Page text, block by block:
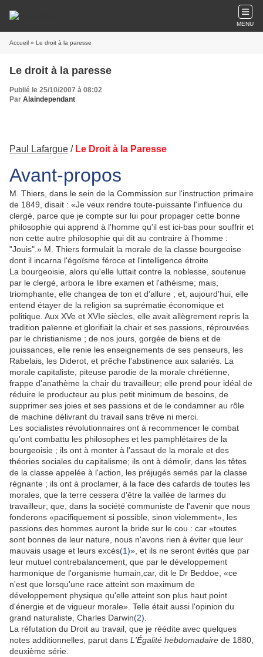
MENU
Accueil » Le droit à la paresse
Le droit à la paresse
Publié le 25/10/2007 à 08:02
Par Alaindependant
Paul Lafargue / Le Droit à la Paresse
Avant-propos
M. Thiers, dans le sein de la Commission sur l'instruction primaire
de 1849, disait : «Je veux rendre toute-puissante l'influence du
clergé, parce que je compte sur lui pour propager cette bonne
philosophie qui apprend à l'homme qu'il est ici-bas pour souffrir et
non cette autre philosophie qui dit au contraire à l'homme :
"Jouis".» M. Thiers formulait la morale de la classe bourgeoise
dont il incarna l'égoïsme féroce et l'intelligence étroite.
La bourgeoisie, alors qu'elle luttait contre la noblesse, soutenue
par le clergé, arbora le libre examen et l'athéisme; mais,
triomphante, elle changea de ton et d'allure ; et, aujourd'hui, elle
entend étayer de la religion sa suprématie économique et
politique. Aux XVe et XVIe siècles, elle avait allègrement repris la
tradition païenne et glorifiait la chair et ses passions, réprouvées
par le christianisme ; de nos jours, gorgée de biens et de
jouissances, elle renie les enseignements de ses penseurs, les
Rabelais, les Diderot, et prêche l'abstinence aux salariés. La
morale capitaliste, piteuse parodie de la morale chrétienne,
frappe d'anathème la chair du travailleur; elle prend pour idéal de
réduire le producteur au plus petit minimum de besoins, de
supprimer ses joies et ses passions et de le condamner au rôle
de machine délivrant du travail sans trêve ni merci.
Les socialistes révolutionnaires ont à recommencer le combat
qu'ont combattu les philosophes et les pamphlétaires de la
bourgeoisie ; ils ont à monter à l'assaut de la morale et des
théories sociales du capitalisme; ils ont à démolir, dans les têtes
de la classe appelée à l'action, les préjugés semés par la classe
régnante ; ils ont à proclamer, à la face des cafards de toutes les
morales, que la terre cessera d'être la vallée de larmes du
travailleur; que, dans la société communiste de l'avenir que nous
fonderons «pacifiquement si possible, sinon violemment», les
passions des hommes auront la bride sur le cou : car «toutes
sont bonnes de leur nature, nous n'avons rien à éviter que leur
mauvais usage et leurs excès(1)», et ils ne seront évités que par
leur mutuel contrebalancement, que par le développement
harmonique de l'organisme humain,car, dit le Dr Beddoe, «ce
n'est que lorsqu'une race atteint son maximum de
développement physique qu'elle atteint son plus haut point
d'énergie et de vigueur morale». Telle était aussi l'opinion du
grand naturaliste, Charles Darwin(2)
La réfutation du Droit au travail, que je réédite avec quelques
notes additionnelles, parut dans L'Égalité hebdomadaire de 1880,
deuxième série.